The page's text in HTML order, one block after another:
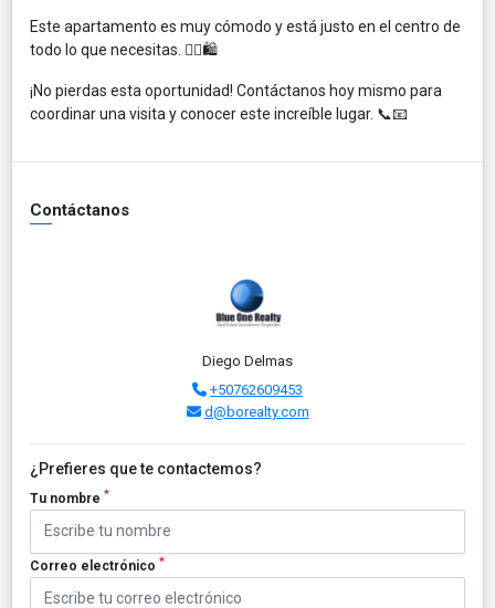
Este apartamento es muy cómodo y está justo en el centro de
todo lo que necesitas. 🚶‍♂️🛍️
¡No pierdas esta oportunidad! Contáctanos hoy mismo para
coordinar una visita y conocer este increíble lugar. 📞📧
Contáctanos
Diego Delmas
+50762609453
d@borealty.com
¿Prefieres que te contactemos?
Tu nombre *
Correo electrónico *